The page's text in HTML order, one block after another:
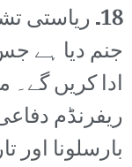
18۔ ریاستی
جنم دیا ہے
ادا کریں
ریفرنڈم
بارسلونا اور